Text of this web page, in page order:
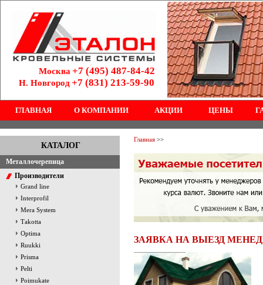
Москва +7 (495) 487-84-42
Н. Новгород+7 (831) 213-59-90
ГЛАВНАЯ О КОМПАНИИ АКЦИИ ЦЕНЫ
КАТАЛОГ
Металлочерепица
Производители
Grand line
Interprofil
Mera System
Тakotta
Optima
Ruukki
Prisma
Pelti
Poimukate
Главная >>
ЗАЯВКА НА ВЫЕЗД